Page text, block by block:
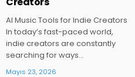
AI Music Tools for Indie Creators
In today’s fast-paced world,
indie creators are constantly
searching for ways…
Mayıs 23, 2026